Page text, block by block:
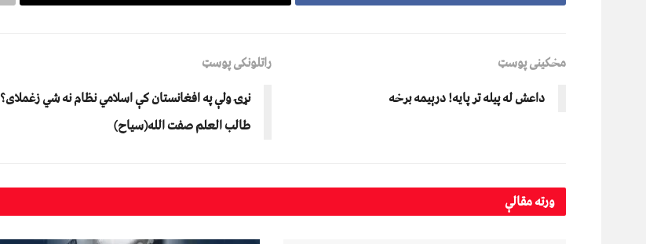
مخکینی پوسټ
داعش له پیله تر پایه! درېيمه برخه
راتلونکی پوسټ
نړۍ ولې په افغانستان کې اسلامي نظام نه شي زغملای؟
طالب العلم صفت الله(سیاح)
ورتهمقالې